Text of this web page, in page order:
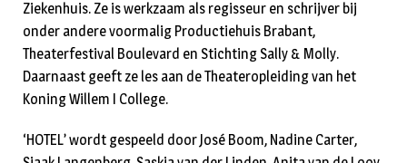
Ziekenhuis. Ze is werkzaam als regisseur en schrijver bij
onder andere voormalig Productiehuis Brabant,
Theaterfestival Boulevard en Stichting Sally & Molly.
Daarnaast geeft ze les aan de Theateropleiding van het
Koning Willem I College.
‘HOTEL’ wordt gespeeld door José Boom, Nadine Carter,